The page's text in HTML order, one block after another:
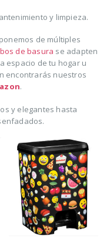
y limpieza.
de múltiples
de basura se adapten
espacio de tu hogar u
encontrarás nuestros
.
y elegantes hasta